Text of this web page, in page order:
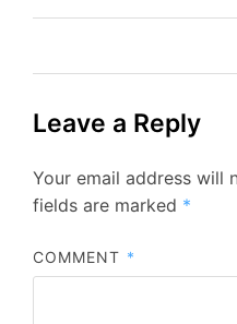
Leave a Reply
Your email address will
fields are marked *
COMMENT *